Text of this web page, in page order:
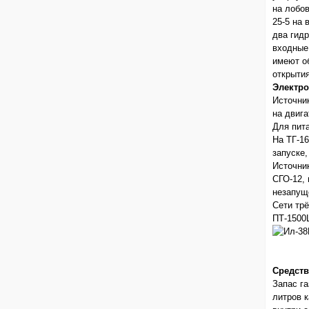
на
25-5 на
два
имеют
на
Для
На ТГ-
СГО-12,
Сети
ПТ-
Запас
литров